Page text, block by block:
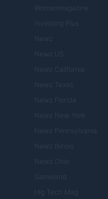
Womanmagazine
Investing Plus
Newz
Newz US
Newz California
Newz Texas
Newz Florida
Newz New York
Newz Pennsylvania
Newz Illinois
Newz Ohio
Gameland
Hig Tech Mag